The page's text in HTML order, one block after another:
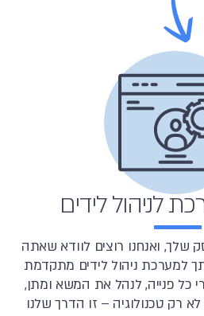
לניהול לידים
ואנחנו רוצים לוודא שאתה
למערכת ניהול לידים מתקדמת
כל פנייה, לנהל את המשא ומתן,
רק טכנולוגיה – זו הדרך שלנו